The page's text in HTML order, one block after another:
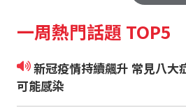
一周熱門話題 TOP5
新冠疫情持續飆升 常見八大症狀 沒發燒也
可能感染